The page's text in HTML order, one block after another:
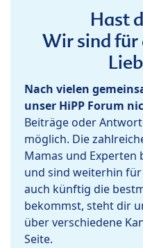
Hast
Wir sind für
Nach vielen
unser HiPP Forum
Beiträge oder
möglich. Die
Mamas und Experten
und sind weiterhin
auch künftig die
bekommst, steht dir
über verschiedene
Seite.